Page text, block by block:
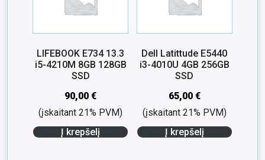
LIFEBOOK E734 13.3
i5-4210M 8GB 128GB
SSD
90,00€
(įskaitant 21% PVM)
Į krepšelį
Dell Latittude E5440
i3-4010U 4GB 256GB
SSD
65,00 €
(įskaitant 21% PVM)
Į krepšelį